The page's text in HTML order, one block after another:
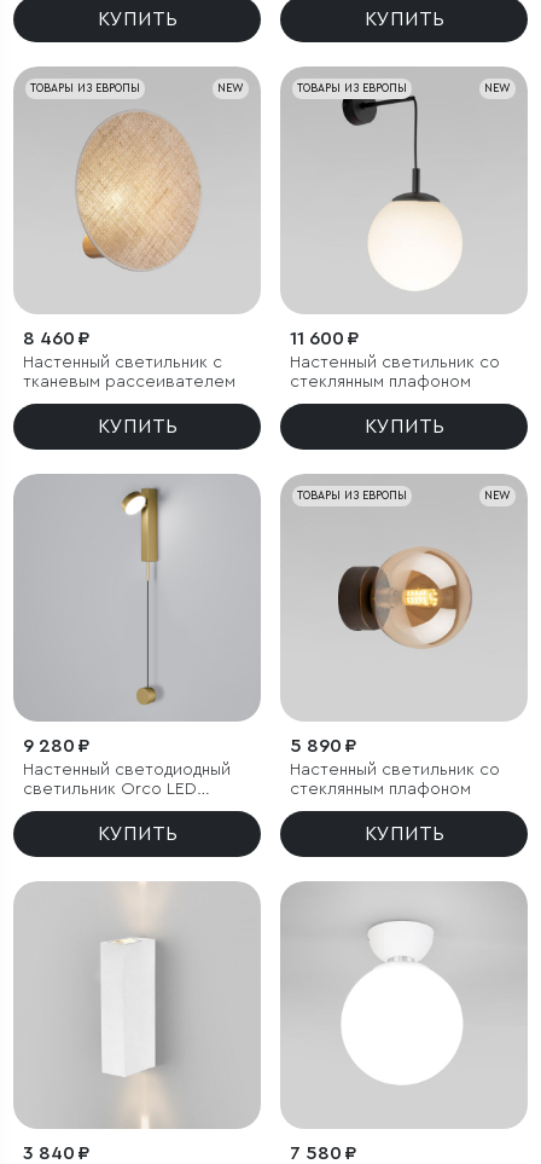
КУПИТЬ КУПИТЬ
NEW
ТОВАРЫ ИЗ ЕВРОПЫ
8 460 ₽
Настенный светильник с
тканевым рассеивателем
КУПИТЬ
NEW
ТОВАРЫ ИЗ ЕВРОПЫ
11 600 ₽
Настенный светильник со
стеклянным плафоном
КУПИТЬ
9 280 ₽
Настенный светодиодный
светильник Orco LED
диммируемый
КУПИТЬ
NEW
ТОВАРЫ ИЗ ЕВРОПЫ
5 890 ₽
Настенный светильник со
стеклянным плафоном
КУПИТЬ
3 840 ₽ 7 580 ₽